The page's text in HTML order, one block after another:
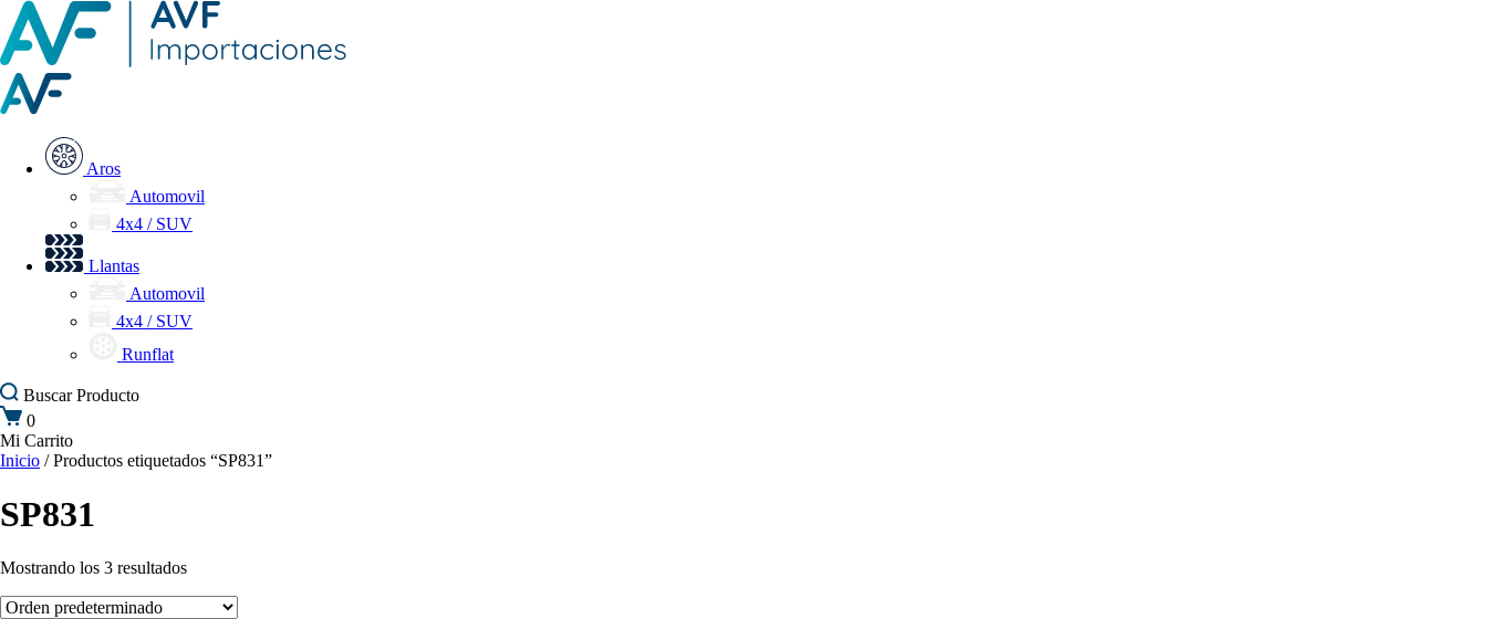
Aros
Automovil
4x4 / SUV
Llantas
Automovil
4x4 / SUV
Runflat
BuscarProducto
0
Mi Carrito
Inicio / Productos etiquetados “SP831”
SP831
Mostrando los 3 resultados